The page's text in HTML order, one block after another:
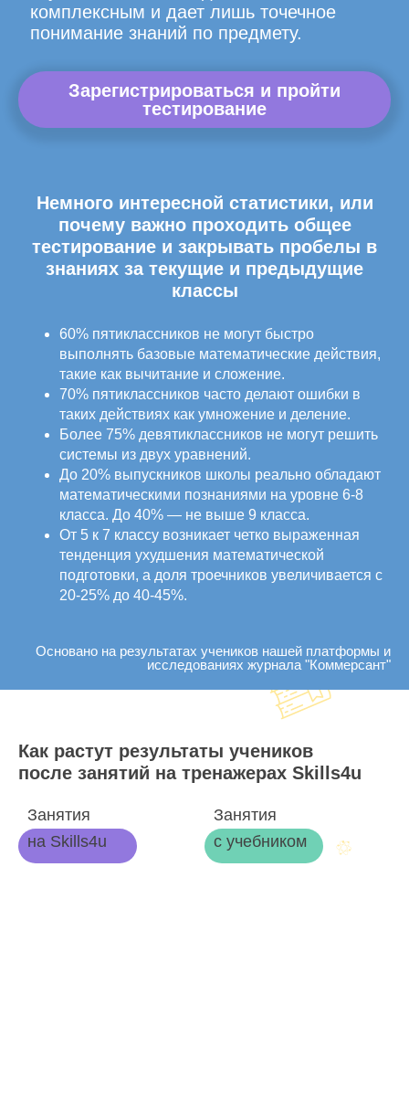
комплексным и дает лишь точечное
понимание знаний по предмету.
Зарегистрироваться и пройти
тестирование
Немного интересной статистики, или
почему важно проходить общее
тестирование и закрывать пробелы в
знаниях за текущие и предыдущие
классы
60% пятиклассников не могут быстро
выполнять базовые математические действия,
такие как вычитание и сложение.
70% пятиклассников часто делают ошибки в
таких действиях как умножение и деление.
Более 75% девятиклассников не могут решить
системы из двух уравнений.
До 20% выпускников школы реально обладают
математическими познаниями на уровне 6-8
класса. До 40% — не выше 9 класса.
От 5 к 7 классу возникает четко выраженная
тенденция ухудшения математической
подготовки, а доля троечников увеличивается с
20-25% до 40-45%.
Основано на результатах учеников нашей платформы и
исследованиях журнала "Коммерсант"
Как растут результаты учеников
после занятий на тренажерах Skills4u
Занятия
на Skills4u
Занятия
с учебником